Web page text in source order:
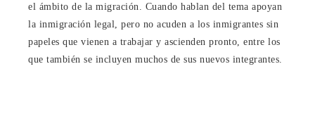
el ámbito de la migración. Cuando hablan del tema apoyan
la inmigración legal, pero no acuden a los inmigrantes sin
papeles que vienen a trabajar y ascienden pronto, entre los
que también se incluyen muchos de sus nuevos integrantes.